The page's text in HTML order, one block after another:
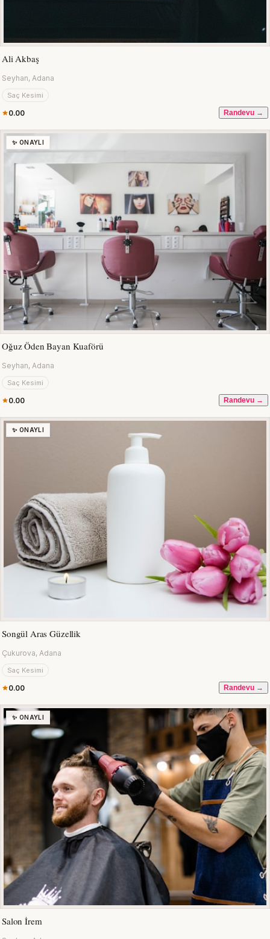
Ali Akbaş
Seyhan, Adana
Saç Kesimi
0.00 Randevu →
✨ ONAYLI
Oğuz Öden Bayan Kuaförü
Seyhan, Adana
Saç Kesimi
0.00 Randevu →
✨ ONAYLI
Songül Aras Güzellik
Çukurova, Adana
Saç Kesimi
0.00 Randevu →
✨ ONAYLI
Salon İrem